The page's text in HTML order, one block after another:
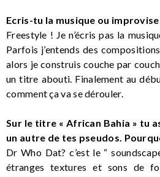
Ecris-tu la musique ou
Freestyle ! Je n’écris pas la
Parfois j’entends des
alors je construis couche par
un titre abouti. Finalement au
comment ça va se dérouler.
Sur le titre « African Bahia » tu
un autre de tes pseudos.
Dr Who Dat? c’est le “
étranges textures et sons de